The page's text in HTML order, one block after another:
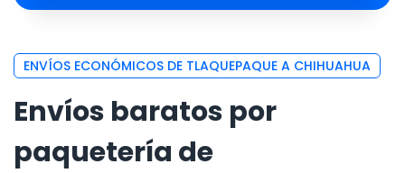
ENVÍOS ECONÓMICOS DE TLAQUEPAQUE A CHIHUAHUA
Envíos baratos por
paquetería de